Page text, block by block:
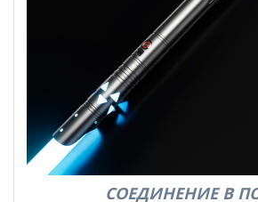
СОЕДИНЕНИЕ В